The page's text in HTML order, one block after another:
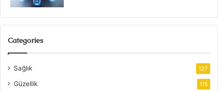
Categories
Sağlık 127
Güzellik 115